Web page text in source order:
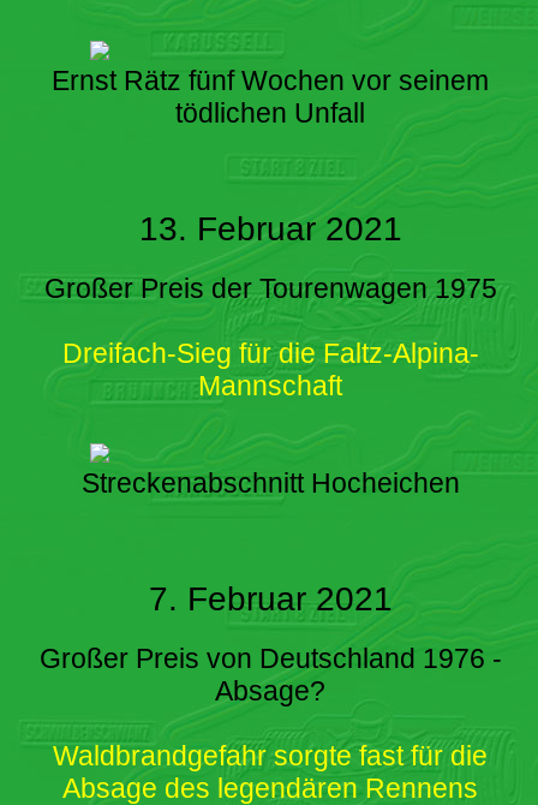
Ernst Rätz fünf Wochen vor seinem
tödlichen Unfall
13. Februar 2021
Großer Preis der Tourenwagen 1975
Dreifach-Sieg für die Faltz-Alpina-
Mannschaft
Streckenabschnitt Hocheichen
7. Februar 2021
Großer Preis von Deutschland 1976 -
Absage?
Waldbrandgefahr sorgte fast für die
Absage des legendären Rennens